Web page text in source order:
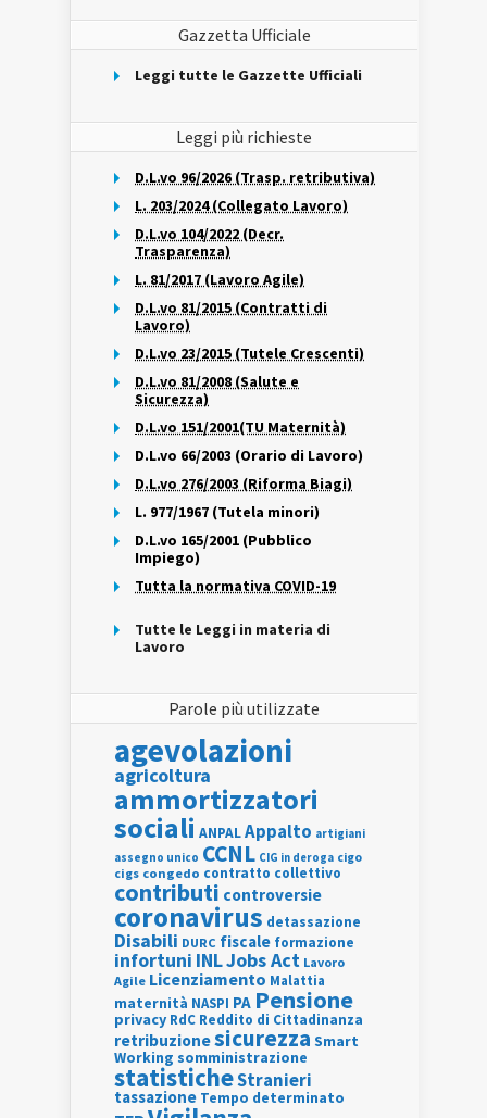
Gazzetta Ufficiale
Leggi tutte le Gazzette Ufficiali
Leggi più richieste
D.L.vo 96/2026 (Trasp. retributiva)
L. 203/2024 (Collegato Lavoro)
D.L.vo 104/2022 (Decr.
Trasparenza)
L. 81/2017 (Lavoro Agile)
D.L.vo 81/2015 (Contratti di
Lavoro)
D.L.vo 23/2015 (Tutele Crescenti)
D.L.vo 81/2008 (Salute e
Sicurezza)
D.L.vo 151/2001(TU Maternità)
D.L.vo 66/2003 (Orario di Lavoro)
D.L.vo 276/2003 (Riforma Biagi)
L. 977/1967 (Tutela minori)
D.L.vo 165/2001 (Pubblico
Impiego)
Tutta la normativa COVID-19
Tutte le Leggi in materia di
Lavoro
Parole più utilizzate
agevolazioni
agricoltura
ammortizzatori
sociali ANPALAppalto artigiani
assegno unico CCNL CIG in deroga cigo
cigs congedo contratto collettivo
contributi controversie
coronavirus detassazione
Disabili DURC fiscale formazione
infortuni INLJobs Act Lavoro
Agile Licenziamento Malattia
maternità NASPI PA Pensione
privacy RdC Reddito di Cittadinanza
retribuzionesicurezza Smart
Working somministrazione
statisticheStranieri
tassazione Tempo determinato